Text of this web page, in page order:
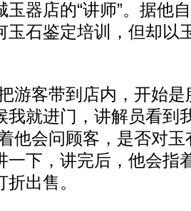
店的“讲师”。据他
玉石鉴定培训，但却以
客带到店内，开始是
我就进门，讲解员看到
他会问顾客，是否对
一下，讲完后，他会指
出售。